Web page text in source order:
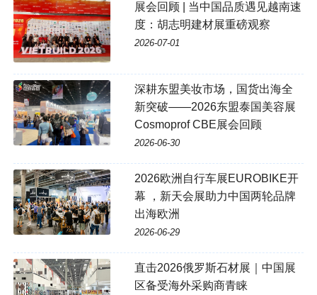
展会回顾 | 当中国品质遇见越南速
度：胡志明建材展重磅观察
2026-07-01
深耕东盟美妆市场，国货出海全
新突破——2026东盟泰国美容展
Cosmoprof CBE展会回顾
2026-06-30
2026欧洲自行车展EUROBIKE开
幕 ，新天会展助力中国两轮品牌
出海欧洲
2026-06-29
直击2026俄罗斯石材展｜中国展
区备受海外采购商青睐